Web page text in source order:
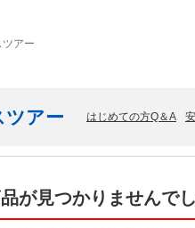
ツアー
ツアー はじめての方Q＆A
が見つかりませんでし